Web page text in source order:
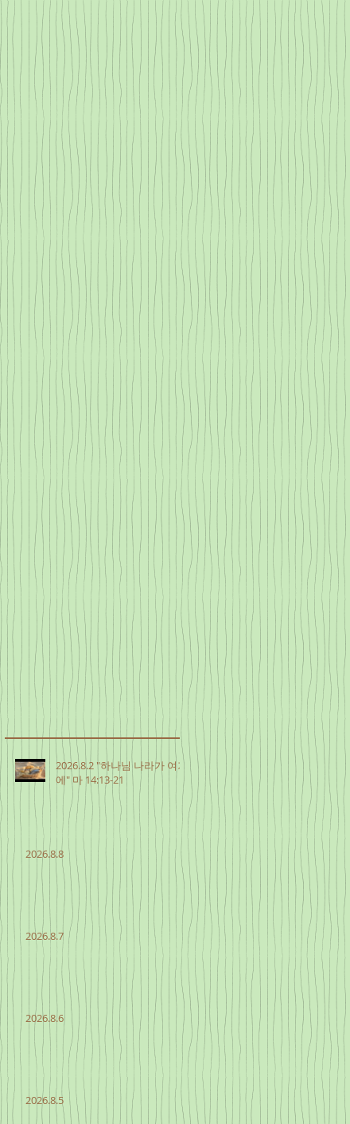
2026.8.2 "하나님 나라가 여기
에" 마 14:13-21
2026.8.8
2026.8.7
2026.8.6
2026.8.5